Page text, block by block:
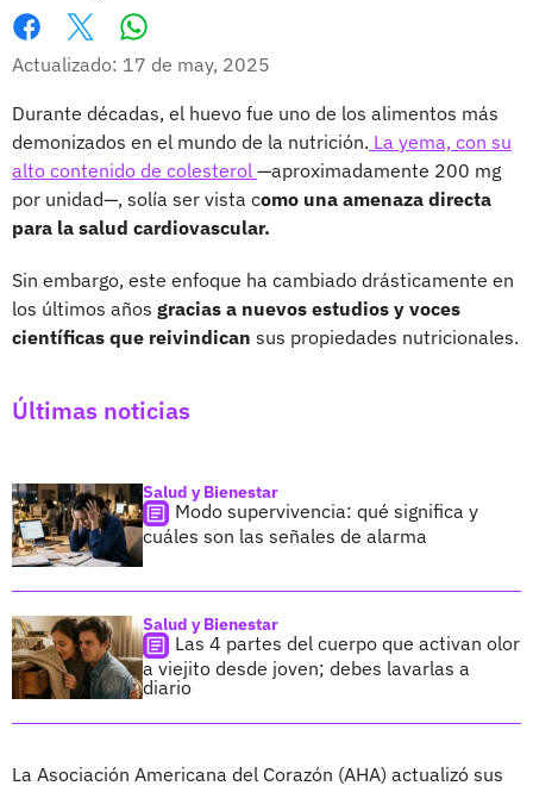
Facebook
X
Actualizado: 17 de may, 2025
Durante décadas, el huevo fue uno de los alimentos más
demonizados en el mundo de la nutrición. La yema, con su
alto contenido de colesterol —aproximadamente 200 mg
por unidad—, solía ser vista como una amenaza directa
para la salud cardiovascular.
Sin embargo, este enfoque ha cambiado drásticamente en
los últimos años gracias a nuevos estudios y voces
científicas que reivindican sus propiedades nutricionales.
Últimas noticias
Salud y Bienestar
Modo supervivencia: qué significa y
cuáles son las señales de alarma
Salud y Bienestar
Las 4 partes del cuerpo que activan olor
a viejito desde joven; debes lavarlas a
diario
La Asociación Americana del Corazón (AHA) actualizó sus